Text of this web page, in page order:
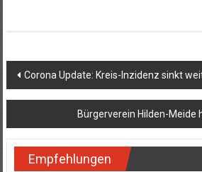
Beitragsnavigation
Corona Update: Kreis-Inzidenz sinkt
Bürgerverein Hilden-Meide
Empfehlungen